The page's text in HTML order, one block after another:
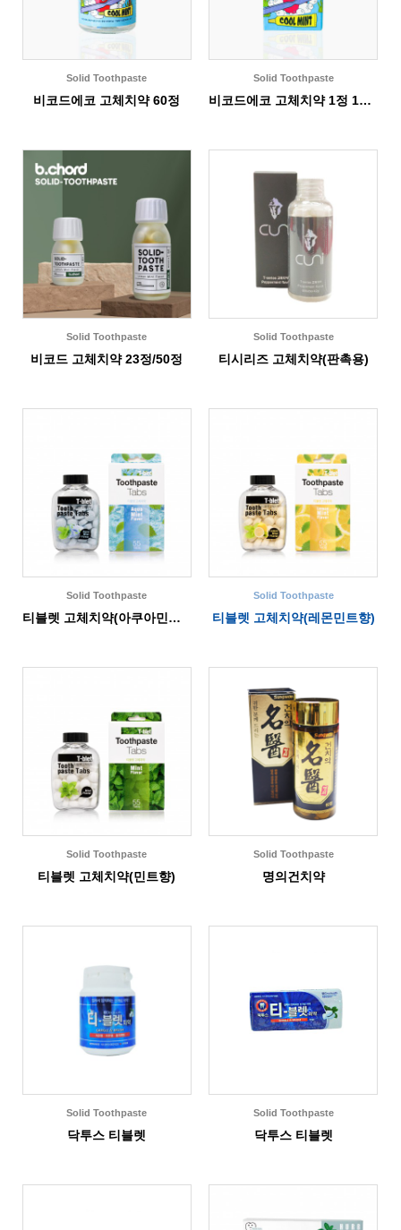
Solid Toothpaste
비코드에코 고체치약 60정
Solid Toothpaste
비코드에코 고체치약 1정 12개입
Solid Toothpaste
비코드 고체치약 23정/50정
Solid Toothpaste
티시리즈 고체치약(판촉용)
Solid Toothpaste
티블렛 고체치약(아쿠아민트향)
Solid Toothpaste
티블렛 고체치약(레몬민트향)
Solid Toothpaste
티블렛 고체치약(민트향)
Solid Toothpaste
명의건치약
Solid Toothpaste
닥투스 티블렛
Solid Toothpaste
닥투스 티블렛